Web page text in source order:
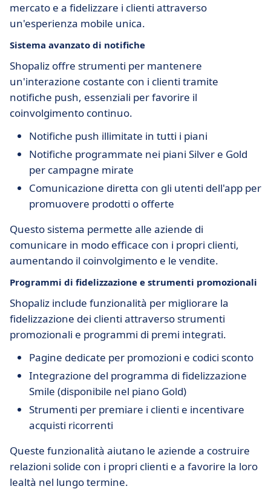
mercato e a fidelizzare i clienti attraverso
un'esperienza mobile unica.
Sistema avanzato di notifiche
Shopaliz offre strumenti per mantenere
un'interazione costante con i clienti tramite
notifiche push, essenziali per favorire il
coinvolgimento continuo.
Notifiche push illimitate in tutti i piani
Notifiche programmate nei piani Silver e Gold
per campagne mirate
Comunicazione diretta con gli utenti dell'app per
promuovere prodotti o offerte
Questo sistema permette alle aziende di
comunicare in modo efficace con i propri clienti,
aumentando il coinvolgimento e le vendite.
Programmi di fidelizzazione e strumenti promozionali
Shopaliz include funzionalità per migliorare la
fidelizzazione dei clienti attraverso strumenti
promozionali e programmi di premi integrati.
Pagine dedicate per promozioni e codici sconto
Integrazione del programma di fidelizzazione
Smile (disponibile nel piano Gold)
Strumenti per premiare i clienti e incentivare
acquisti ricorrenti
Queste funzionalità aiutano le aziende a costruire
relazioni solide con i propri clienti e a favorire la loro
lealtà nel lungo termine.